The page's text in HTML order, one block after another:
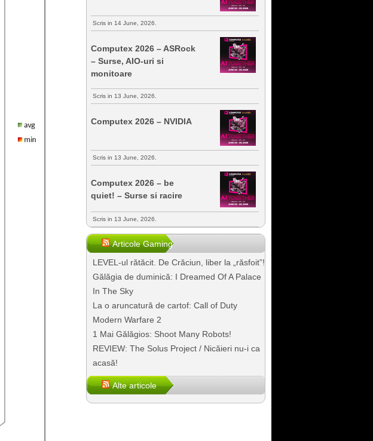
Scris in 14 June, 2026.
Computex 2026 – ASRock
– Surse, AIO-uri si
monitoare
Scris in 13 June, 2026.
Computex 2026 – NVIDIA
Scris in 13 June, 2026.
Computex 2026 – be
quiet! – Surse si racire
Scris in 13 June, 2026.
Articole Gaming
LEVEL-ul rătăcit. De Crăciun, liber la „răsfoit”!
Gălăgia de duminică: I Dreamed Of A Palace
In The Sky
La o aruncatură de cartof: Call of Duty
Modern Warfare 2
1 Mai Gălăgios: Shoot Many Robots!
REVIEW: The Solus Project / Nicăieri nu-i ca
acasă!
Alte articole